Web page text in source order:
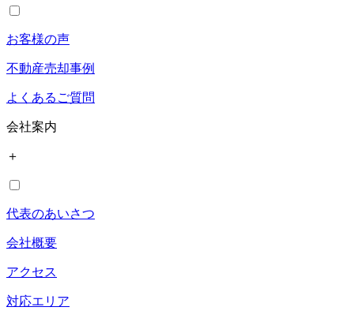
お客様の声
不動産売却事例
よくあるご質問
会社案内
＋
代表のあいさつ
会社概要
アクセス
対応エリア